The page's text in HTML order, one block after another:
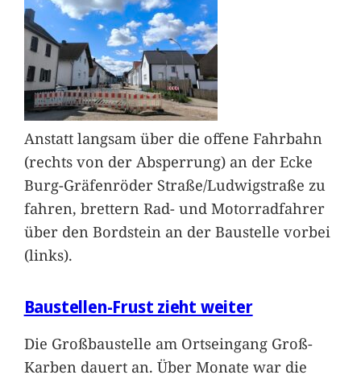
Anstatt langsam über die offene Fahrbahn
(rechts von der Absperrung) an der Ecke
Burg-Gräfenröder Straße/Ludwigstraße zu
fahren, brettern Rad- und Motorradfahrer
über den Bordstein an der Baustelle vorbei
(links).
Baustellen-Frust zieht weiter
Die Großbaustelle am Ortseingang Groß-
Karben dauert an. Über Monate war die